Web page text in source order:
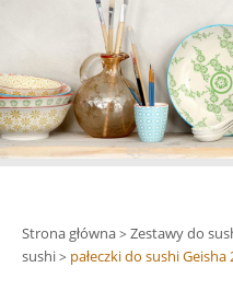
Strona główna> Zestawy do
sushi> pałeczki do sushi Geisha